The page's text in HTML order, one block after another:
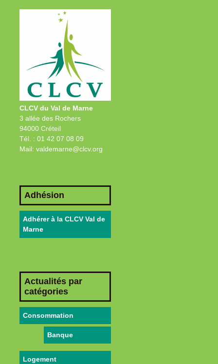
CLCV du Val de Marne
3 allée des Rochers
94000 Créteil
Tél. : 01 42 07 08 09
Mail: valdemarne@clcv.org
Adhésion
Adhérer à la CLCV Val de
Marne
Actualités par
catégories
Consommation
Banque
Logement